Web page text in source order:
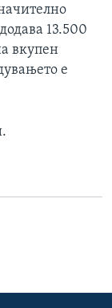
13.500
вкупен
е